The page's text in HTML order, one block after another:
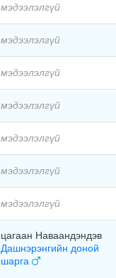
мэдээлэлгүй
мэдээлэлгүй
мэдээлэлгүй
мэдээлэлгүй
мэдээлэлгүй
мэдээлэлгүй
мэдээлэлгүй
цагаан Наваандэндэв
Дашнэрэнгийн доной
шарга